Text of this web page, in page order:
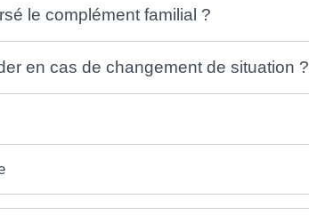
le complément familial ?
en cas de changement de situation ?